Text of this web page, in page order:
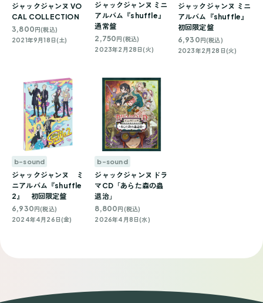
ジャックジャンヌ VO
CAL COLLECTION
3,800円(税込)
2021年9月18日(土)
ジャックジャンヌ ミニ
アルバム『shuffle』
通常盤
2,750円(税込)
2023年2月28日(火)
ジャックジャンヌ ミニ
アルバム『shuffle』
初回限定盤
6,930円(税込)
2023年2月28日(火)
b-sound
ジャックジャンヌ ミ
ニアルバム『shuffle
2』 初回限定盤
6,930円(税込)
2024年4月26日(金)
b-sound
ジャックジャンヌ ドラ
マCD「あらた森の蟲
退治」
8,800円(税込)
2026年4月8日(水)